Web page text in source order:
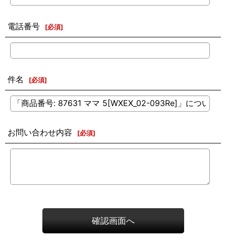
電話番号 [必須]
件名 [必須]
お問い合わせ内容 [必須]
確認画面へ